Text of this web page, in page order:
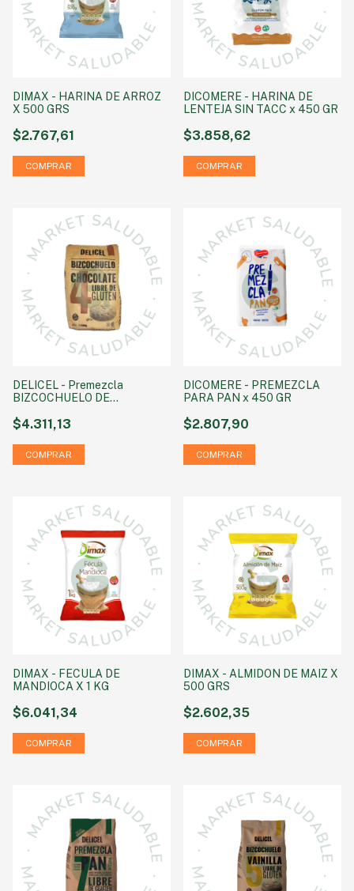
DIMAX - HARINA DE ARROZ
X 500 GRS
$2.767,61
DICOMERE - HARINA DE
LENTEJA SIN TACC x 450 GR
$3.858,62
DELICEL - Premezcla
BIZCOCHUELO DE
$4.311,13
DICOMERE - PREMEZCLA
PARA PAN x 450 GR
$2.807,90
DIMAX - FECULA DE
MANDIOCA X 1 KG
$6.041,34
DIMAX - ALMIDON DE MAIZ X
500 GRS
$2.602,35